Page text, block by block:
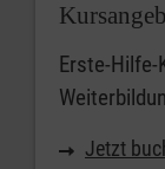
Erste-Hilfe-
Jetzt